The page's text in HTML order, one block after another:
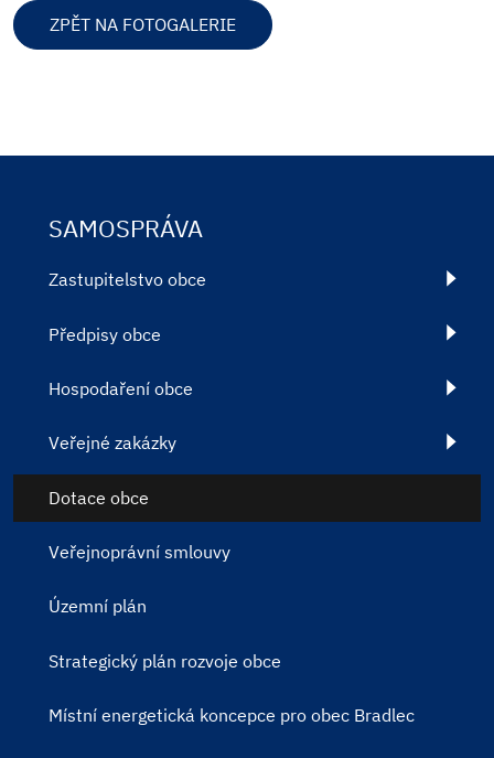
ZPĚT NA FOTOGALERIE
SAMOSPRÁVA
Zastupitelstvo obce
Předpisy obce
Hospodaření obce
Veřejné zakázky
Dotace obce
Veřejnoprávní smlouvy
Územní plán
Strategický plán rozvoje obce
Místní energetická koncepce pro obec Bradlec